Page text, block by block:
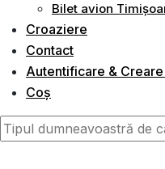
Bilet avion
Croaziere
Contact
Autentificare &
Coș